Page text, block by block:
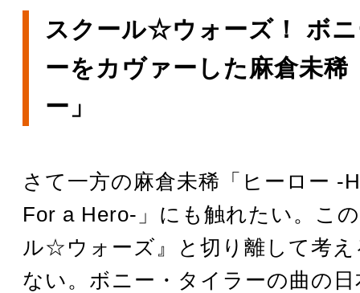
スクール☆ウォーズ！ ボ
ーをカヴァーした麻倉未稀
ー」
さて一方の麻倉未稀「ヒーロー -
For a Hero-」にも触れたい。こ
ル☆ウォーズ』と切り離して考
ない。ボニー・タイラーの曲の